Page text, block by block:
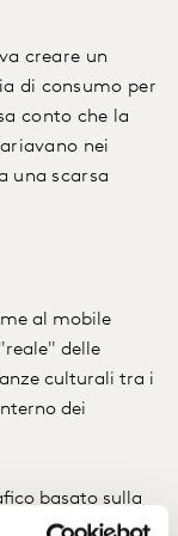
creare un
di consumo per
conto che la
nei
una scarsa
al mobile
delle
culturali tra i
dei
basato sulla
contesto usando